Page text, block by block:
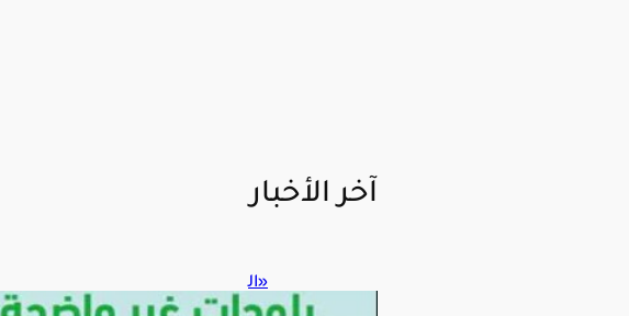
آخر الأخبار
«ال
مرو